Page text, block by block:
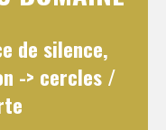
de silence,
-> cercles /